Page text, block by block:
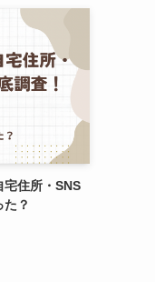
宅住所・SNS
？